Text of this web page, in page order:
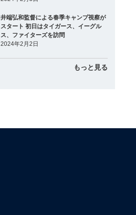
井端弘和監督による春季キャンプ視察が
スタート 初日はタイガース、イーグル
ス、ファイターズを訪問
2024年2月2日
もっと見る